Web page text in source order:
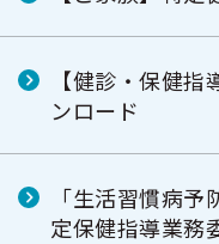
【健診・保健
ンロード
「生活習慣病
定保健指導業務